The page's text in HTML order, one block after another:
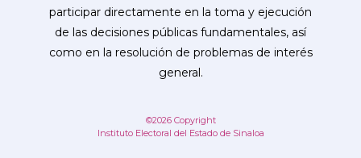
participar directamente en la toma y ejecución
de las decisiones públicas fundamentales, así
como en la resolución de problemas de interés
general.
©2026 Copyright
Instituto Electoral del Estado de Sinaloa